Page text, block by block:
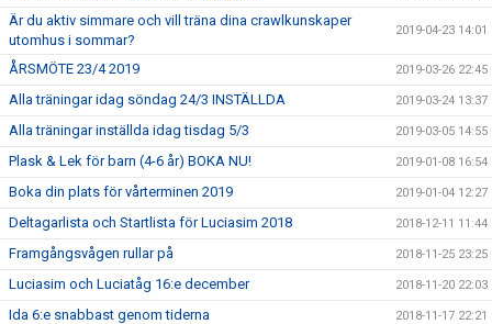
Är du aktiv simmare och vill träna dina crawlkunskaper
utomhus i sommar?
2019-04-23 14:01
ÅRSMÖTE 23/4 2019 2019-03-26 22:45
Alla träningar idag söndag 24/3 INSTÄLLDA 2019-03-24 13:37
Alla träningar inställda idag tisdag 5/3 2019-03-05 14:55
Plask & Lek för barn (4-6 år) BOKA NU! 2019-01-08 16:54
Boka din plats för vårterminen 2019 2019-01-04 12:27
Deltagarlista och Startlista för Luciasim 2018 2018-12-11 11:44
Framgångsvågen rullar på 2018-11-25 23:25
Luciasim och Luciatåg 16:e december 2018-11-20 22:03
Ida 6:e snabbast genom tiderna 2018-11-17 22:21